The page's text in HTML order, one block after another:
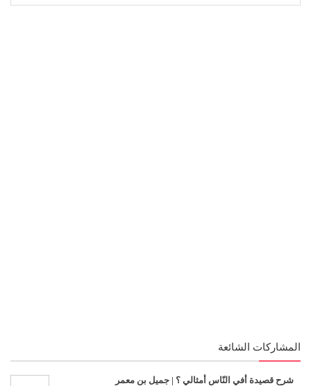
المشاركات الشائعة
شرح قصيدة أفي النّاس أمثالي ؟ | جميل بن معمر